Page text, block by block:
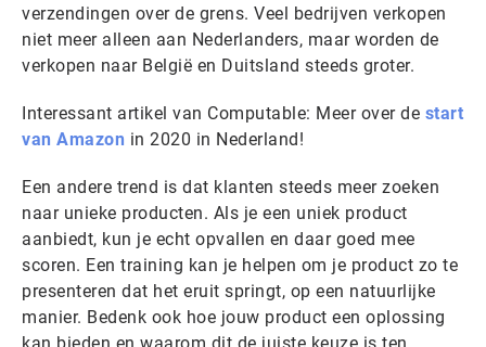
verzendingen over de grens. Veel bedrijven verkopen
niet meer alleen aan Nederlanders, maar worden de
verkopen naar België en Duitsland steeds groter.
Interessant artikel van Computable: Meer over de start
van Amazon in 2020 in Nederland!
Een andere trend is dat klanten steeds meer zoeken
naar unieke producten. Als je een uniek product
aanbiedt, kun je echt opvallen en daar goed mee
scoren. Een training kan je helpen om je product zo te
presenteren dat het eruit springt, op een natuurlijke
manier. Bedenk ook hoe jouw product een oplossing